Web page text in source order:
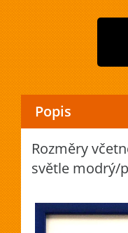
Popis
Rozměry
světle modrý/